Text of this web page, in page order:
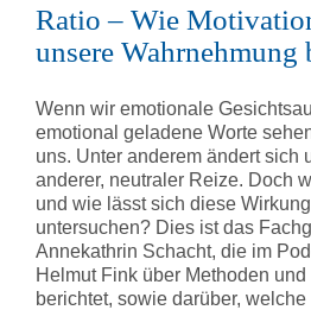
Ratio – Wie
unsere Wahrnehmung
Wenn wir emotionale
emotional geladene Worte
uns. Unter anderem ändert sich
anderer, neutraler Reize. Doch
und wie lässt sich diese
untersuchen? Dies ist das
Annekathrin Schacht, die im
Helmut Fink über Methoden
berichtet, sowie darüber,